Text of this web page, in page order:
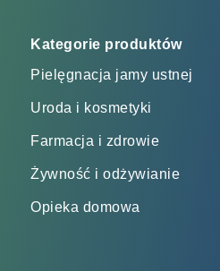
Kategorie produktów
Pielęgnacja jamy ustnej
Uroda i kosmetyki
Farmacja i zdrowie
Żywność i odżywianie
Opieka domowa